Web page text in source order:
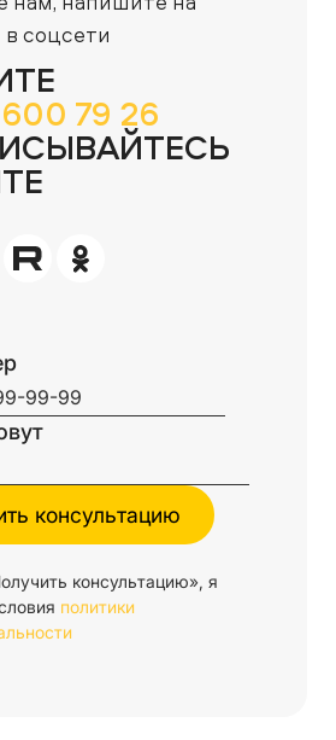
соцсети
79 26
консультацию», я
политики